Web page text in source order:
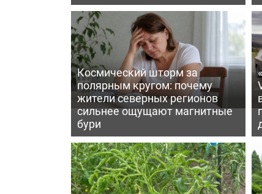
Космический шторм за
полярным кругом: почему
жители северных регионов
сильнее ощущают магнитные
бури